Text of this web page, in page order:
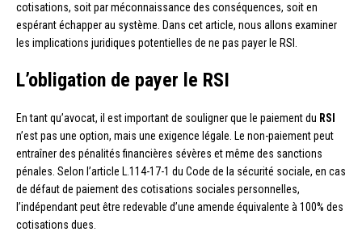
cotisations, soit par méconnaissance des conséquences, soit en
espérant échapper au système. Dans cet article, nous allons examiner
les implications juridiques potentielles de ne pas payer le RSI.
L’obligation de payer le RSI
En tant qu’avocat, il est important de souligner que le paiement du RSI
n’est pas une option, mais une exigence légale. Le non-paiement peut
entraîner des pénalités financières sévères et même des sanctions
pénales. Selon l’article L.114-17-1 du Code de la sécurité sociale, en cas
de défaut de paiement des cotisations sociales personnelles,
l’indépendant peut être redevable d’une amende équivalente à 100% des
cotisations dues.